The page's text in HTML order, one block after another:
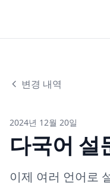
변경 내역
2024년 12월 20일
다국어 설
이제 여러 언어로